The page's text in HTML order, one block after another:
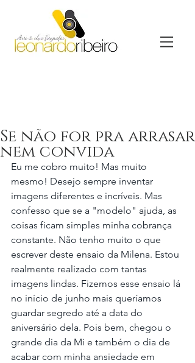
Se não for pra arrasar
nem convida
Eu me cobro muito! Mas muito
mesmo! Desejo sempre inventar
imagens diferentes e incríveis. Mas
confesso que se a "modelo" ajuda, as
coisas ficam simples minha cobrança
constante. Não tenho muito o que
escrever deste ensaio da Milena. Estou
realmente realizado com tantas
imagens lindas. Fizemos esse ensaio lá
no início de junho mais queríamos
guardar segredo até a data do
aniversário dela. Pois bem, chegou o
grande dia da Mi e também o dia de
acabar com minha ansiedade em